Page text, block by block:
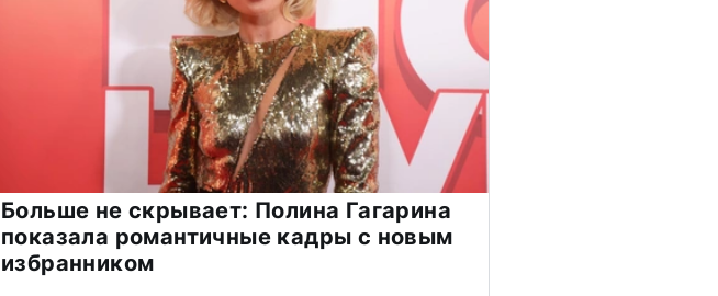
Больше не скрывает: Полина Гагарина
показала романтичные кадры с новым
избранником